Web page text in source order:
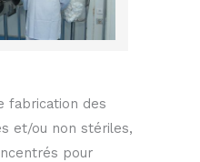
fabrication des
et/ou non stériles,
pour